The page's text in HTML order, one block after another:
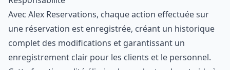
Avec Alex Reservations, chaque action effectuée sur
une réservation est enregistrée, créant un historique
complet des modifications et garantissant un
enregistrement clair pour les clients et le personnel.